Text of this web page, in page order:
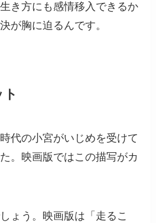
き方にも感情移入できるか
が胸に迫るんです。
代の小宮がいじめを受けて
。映画版ではこの描写がカ
ょう。映画版は「走るこ